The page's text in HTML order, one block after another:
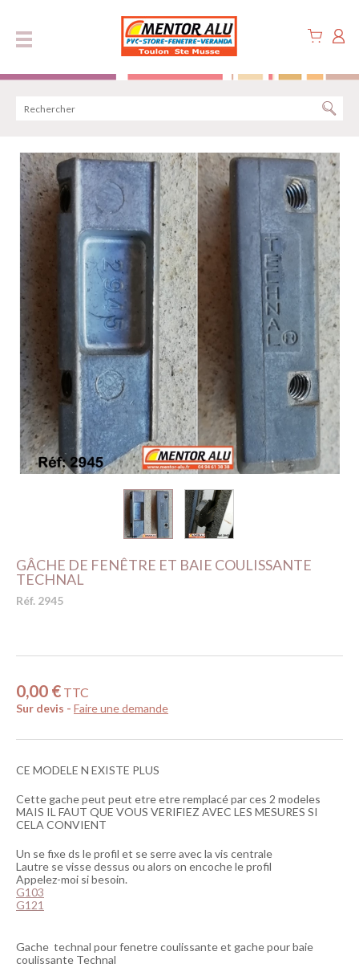
GÂCHE DE FENÊTRE ET BAIE COULISSANTE
TECHNAL
Réf. 2945
0,00 € TTC
Sur devis - Faire une demande
CE MODELE N EXISTE PLUS
Cette gache peut peut etre etre remplacé par ces 2 modeles
MAIS IL FAUT QUE VOUS VERIFIEZ AVEC LES MESURES SI
CELA CONVIENT
Un se fixe ds le profil et se serre avec la vis centrale
Lautre se visse dessus ou alors on encoche le profil
Appelez-moi si besoin.
G103
G121
Gache technal pour fenetre coulissante et gache pour baie
coulissante Technal